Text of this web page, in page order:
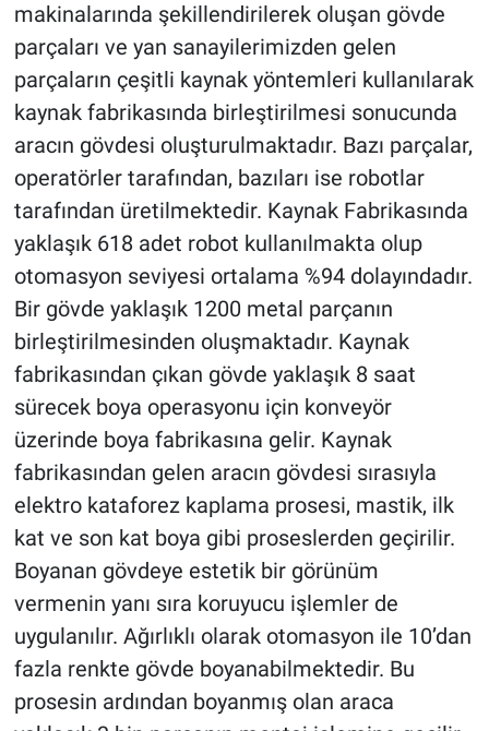
makinalarında şekillendirilerek oluşan gövde
parçaları ve yan sanayilerimizden gelen
parçaların çeşitli kaynak yöntemleri kullanılarak
kaynak fabrikasında birleştirilmesi sonucunda
aracın gövdesi oluşturulmaktadır. Bazı parçalar,
operatörler tarafından, bazıları ise robotlar
tarafından üretilmektedir. Kaynak Fabrikasında
yaklaşık 618 adet robot kullanılmakta olup
otomasyon seviyesi ortalama %94 dolayındadır.
Bir gövde yaklaşık 1200 metal parçanın
birleştirilmesinden oluşmaktadır. Kaynak
fabrikasından çıkan gövde yaklaşık 8 saat
sürecek boya operasyonu için konveyör
üzerinde boya fabrikasına gelir. Kaynak
fabrikasından gelen aracın gövdesi sırasıyla
elektro kataforez kaplama prosesi, mastik, ilk
kat ve son kat boya gibi proseslerden geçirilir.
Boyanan gövdeye estetik bir görünüm
vermenin yanı sıra koruyucu işlemler de
uygulanılır. Ağırlıklı olarak otomasyon ile 10’dan
fazla renkte gövde boyanabilmektedir. Bu
prosesin ardından boyanmış olan araca